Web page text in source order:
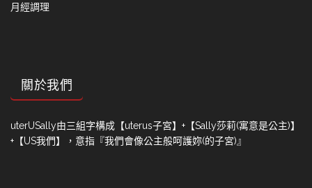
月經調理
關於我們
uterUSally由三組字構成【uterus子宮】+【Sally莎莉(寓意是公主)】
+【US我們】，意指『我們會像公主般呵護妳(的子宮)』